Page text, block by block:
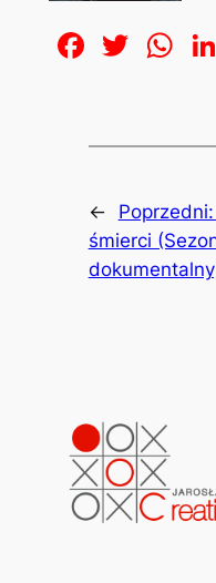
← Poprzedni:
śmierci